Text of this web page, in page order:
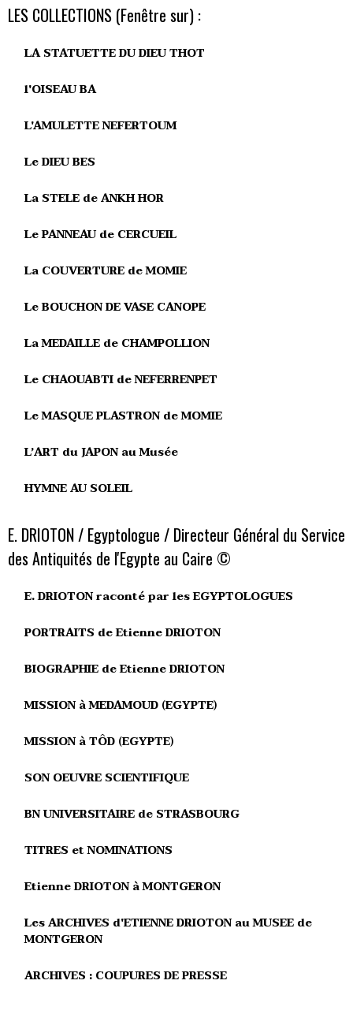
LES COLLECTIONS (Fenêtre sur) :
LA STATUETTE DU DIEU THOT
l'OISEAU BA
L'AMULETTE NEFERTOUM
Le DIEU BES
La STELE de ANKH HOR
Le PANNEAU de CERCUEIL
La COUVERTURE de MOMIE
Le BOUCHON DE VASE CANOPE
La MEDAILLE de CHAMPOLLION
Le CHAOUABTI de NEFERRENPET
Le MASQUE PLASTRON de MOMIE
L’ART du JAPON au Musée
HYMNE AU SOLEIL
E. DRIOTON / Egyptologue / Directeur Général du Service
des Antiquités de l'Egypte au Caire ©
E. DRIOTON raconté par les EGYPTOLOGUES
PORTRAITS de Etienne DRIOTON
BIOGRAPHIE de Etienne DRIOTON
MISSION à MEDAMOUD (EGYPTE)
MISSION à TÔD (EGYPTE)
SON OEUVRE SCIENTIFIQUE
BN UNIVERSITAIRE de STRASBOURG
TITRES et NOMINATIONS
Etienne DRIOTON à MONTGERON
Les ARCHIVES d'ETIENNE DRIOTON au MUSEE de
MONTGERON
ARCHIVES : COUPURES DE PRESSE